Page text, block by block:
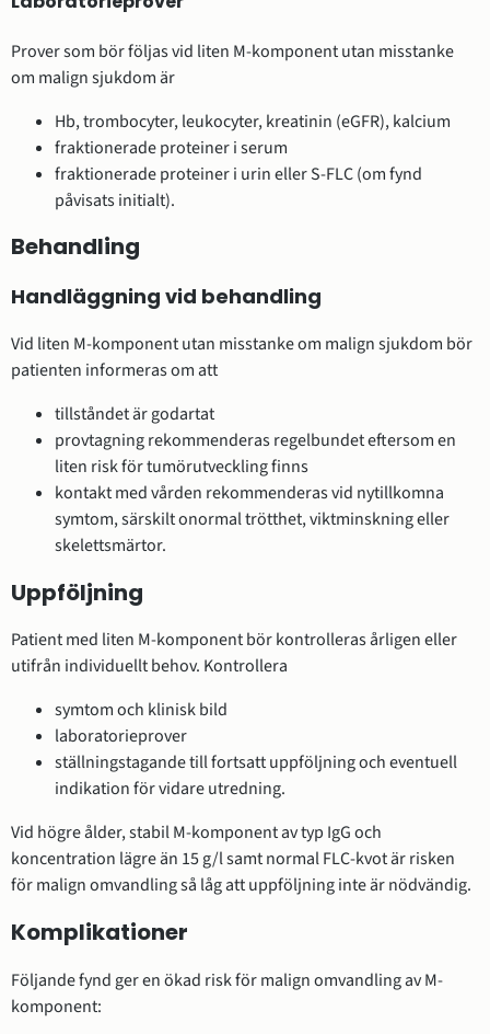
Prover som bör följas vid liten M-komponent utan misstanke
om malign sjukdom är
Hb, trombocyter, leukocyter, kreatinin (eGFR), kalcium
fraktionerade proteiner i serum
fraktionerade proteiner i urin eller S-FLC (om fynd
påvisats initialt).
Behandling
Handläggning vid behandling
Vid liten M-komponent utan misstanke om malign sjukdom bör
patienten informeras om att
tillståndet är godartat
provtagning rekommenderas regelbundet eftersom en
liten risk för tumörutveckling finns
kontakt med vården rekommenderas vid nytillkomna
symtom, särskilt onormal trötthet, viktminskning eller
skelettsmärtor.
Uppföljning
Patient med liten M-komponent bör kontrolleras årligen eller
utifrån individuellt behov. Kontrollera
symtom och klinisk bild
laboratorieprover
ställningstagande till fortsatt uppföljning och eventuell
indikation för vidare utredning.
Vid högre ålder, stabil M-komponent av typ IgG och
koncentration lägre än 15 g/l samt normal FLC-kvot är risken
för malign omvandling så låg att uppföljning inte är nödvändig.
Komplikationer
Följande fynd ger en ökad risk för malign omvandling av M-
komponent: